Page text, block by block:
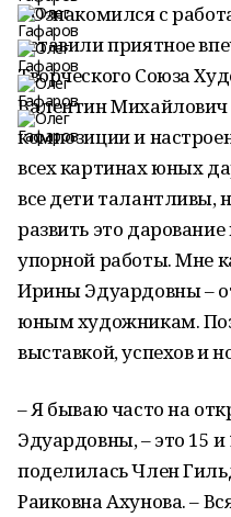
– Ознакомился с
оставили приятное
Творческого Союза
Валентин Михайлович
композиции и
всех картинах юных
все дети талантливы,
развить это
упорной работы. Мне
Ирины Эдуардовны –
юным художникам.
выставкой, успехов и
– Я бываю часто на
Эдуардовны, – это 15 и
поделилась Член
Раиковна Ахунова. –